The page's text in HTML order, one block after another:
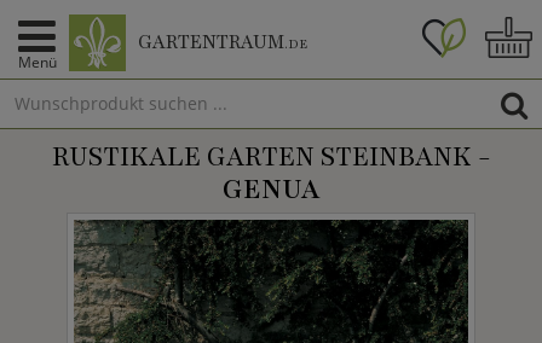
Menü
GARTENTRAUM.DE
RUSTIKALE GARTEN STEINBANK -
GENUA